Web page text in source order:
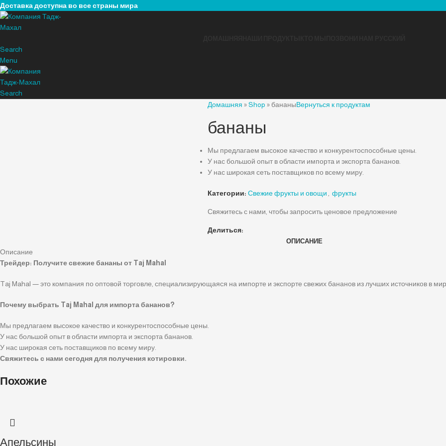
Доставка доступна во все страны мира
Search
Menu
Search
Домашняя »Shop » бананыВернуться к продуктам
бананы
Мы предлагаем высокое качество и конкурентоспособные цены.
У нас большой опыт в области импорта и экспорта бананов.
У нас широкая сеть поставщиков по всему миру.
Категории: Свежие фрукты и овощи фрукты
Свяжитесь с нами, чтобы запросить ценовое предложение
Делиться:
ОПИСАНИЕ
Описание
Трейдер: Получите свежие бананы от Taj Mahal
Taj Mahal — это компания по оптовой торговле, специализирующаяся на импорте и экспорте свежих бананов из лучших источников в
Почему выбрать Taj Mahal для импорта бананов?
Мы предлагаем высокое качество и конкурентоспособные цены.
У нас большой опыт в области импорта и экспорта бананов.
У нас широкая сеть поставщиков по всему миру.
Свяжитесь с нами сегодня для получения котировки.
Похожие
Апельсины